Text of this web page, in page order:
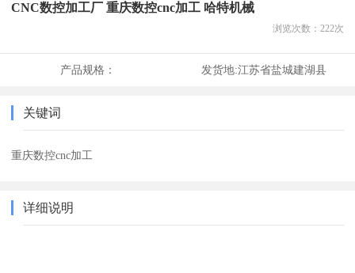
CNC数控加工厂 重庆数控cnc加工 哈特机械
浏览次数： 222次
产品规格： 发货地:江苏省盐城建湖县
关键词
重庆数控cnc加工
详细说明